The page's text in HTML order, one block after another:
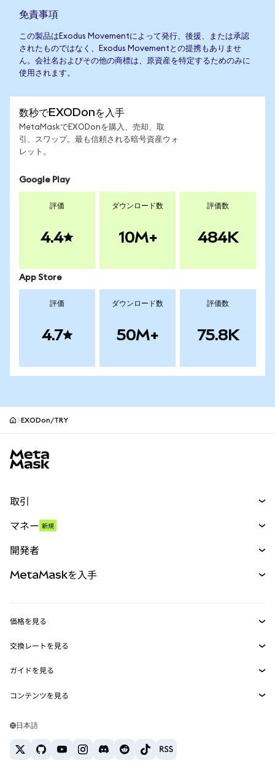
免責事項
この製品はExodus Movementによって発行、後援、または承認
されたものではなく、Exodus Movementとの提携もありませ
ん。会社名およびその他の商標は、原資産を特定するためのみに
使用されます。
数秒でEXODonを入手
MetaMaskでEXODonを購入、売却、取
引、スワップ。最も信頼される暗号資産ウォ
レット。
Google Play
評価
4.4
ダウンロード数
10M+
評価数
484K
App Store
評価
4.7
ダウンロード数
50M+
評価数
75.8K
EXODon/TRY
取引
パーペチュアル
RWA
マネー 新規
開発者
MetaMask Connect
Snaps
Web3サービス
MetaMaskを入手
セキュリティ
サポート
キャリア
お問い合わせ
価格を見る
イーサリアムの価格
Solanaの価格
Tetherの価格
交換レートを見る
ETH→USD
USDT→INR
BTC→INR
ETH→USDT
ガイドを見る
ETHの購入
USDTの購入
コンテンツを見る
Solanaウォレット
日本語